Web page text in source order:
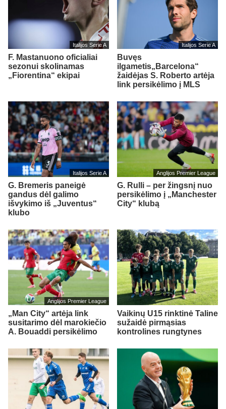
Italijos Serie A
F. Mastanuono oficialiai
sezonui skolinamas
„Fiorentina“ ekipai
Italijos Serie A
Buvęs
ilgametis„Barcelona“
žaidėjas S. Roberto artėja
link persikėlimo į MLS
Italijos Serie A
G. Bremeris paneigė
gandus dėl galimo
išvykimo iš „Juventus“
klubo
Anglijos Premier League
G. Rulli – per žingsnį nuo
persikėlimo į „Manchester
City“ klubą
Anglijos Premier League
„Man City“ artėja link
susitarimo dėl marokiečio
A. Bouaddi persikėlimo
Vaikinų U15 rinktinė Taline
sužaidė pirmąsias
kontrolines rungtynes